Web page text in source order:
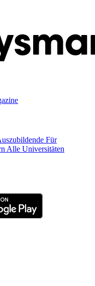
Für
Alle Universitäten